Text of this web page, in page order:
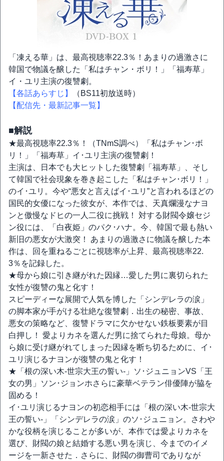
「凍える華」は、最高視聴率22.3％！あまりの過激さに
韓国で物議を醸した「私はチャン・ボリ！」「福寿草」
イ・ユリ主演の復讐劇。
【各話あらすじ】
（BS11初放送時）
【配信先・最新記事一覧】
■解説
★最高視聴率22.3％！（TNmS調べ）「私はチャン･ボ
リ！」「福寿草」イ･ユリ主演の復讐劇！
主演は、日本でも大ヒットした復讐劇「福寿草」、そし
て韓国で社会現象を巻き起こした「私はチャン･ボリ！」
のイ･ユリ。今や“悪女と言えばイ･ユリ”と言われるほどの
国民的女優になった彼女が、本作では、天真爛漫なナヨ
ンと傲慢なドヒの一人二役に挑戦！ 対する財閥令嬢セジ
ン役には、「白夜姫」のパク･ハナ。今、韓国で最も熱い
新旧の悪女が大激突！ あまりの過激さに物議を醸した本
作は、回を重ねるごとに視聴率が上昇、最高視聴率22.
3％を記録した。
★母から娘に引き継がれた因縁…愛した男に裏切られた
女性が復讐の鬼と化す！
スピーディーな展開で人気を博した「シンデレラの涙」
の脚本家が手がける壮絶な復讐劇．出生の秘密、事故、
悪女の策略など、復讐ドラマに欠かせない鉄板要素が目
白押し！ 愛よりカネを選んだ男に捨てられた母娘。母か
ら娘に受け継がれてしまった因縁を断ち切るために、イ･
ユリ演じるナヨンが復讐の鬼と化す！
★「根の深い木‐世宗大王の誓い‐」ソ･ジュニョンVS「王
女の男」ソン･ジョンホさらに豪華ベテラン俳優陣が脇を
固める！
イ･ユリ演じるナヨンの初恋相手には「根の深い木‐世宗大
王の誓い‐」「シンデレラの涙」のソ･ジュニョン。さわや
かな役柄を演じることが多いが、本作では愛よりカネを
選び、財閥の娘と結婚する悪い男を演じ、今までのイメ
ージを一新させた．さらに、財閥の御曹司でありなが